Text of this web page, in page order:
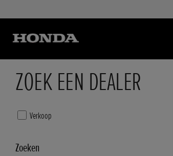
ZOEK EEN DEALER
Verkoop
Zoeken